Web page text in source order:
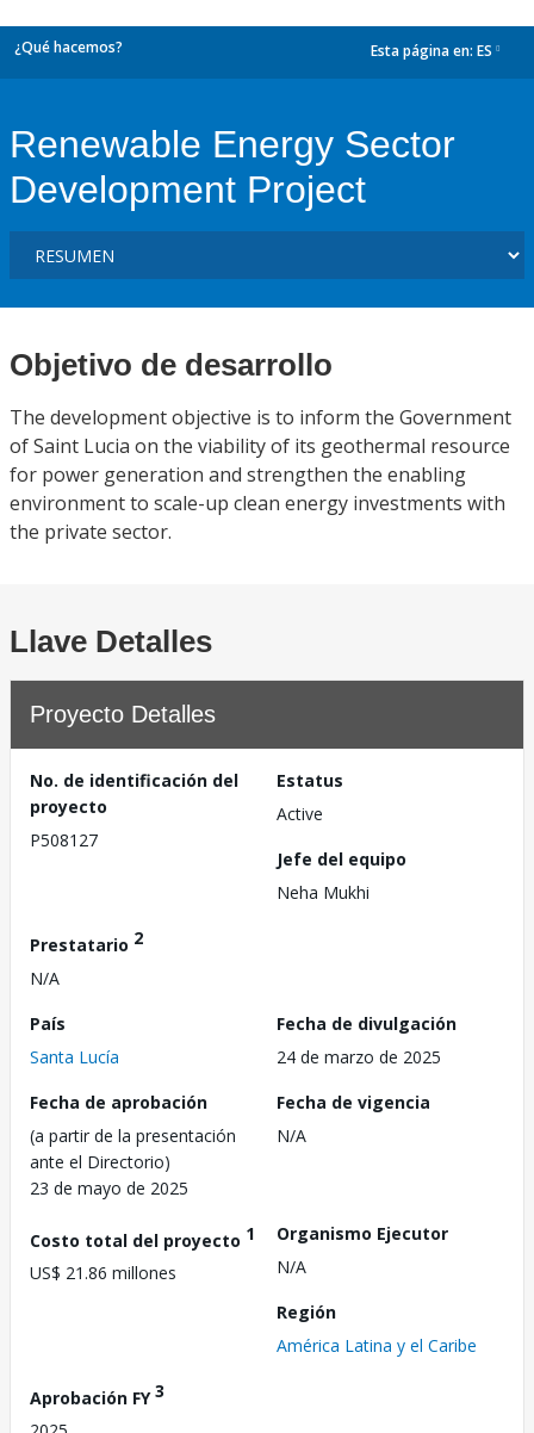
¿Qué hacemos? Esta página en: ES
Renewable Energy Sector
Development Project
Objetivo de desarrollo
The development objective is to inform the Government
of Saint Lucia on the viability of its geothermal resource
for power generation and strengthen the enabling
environment to scale-up clean energy investments with
the private sector.
Llave Detalles
Proyecto Detalles
No. de identificación del
proyecto
P508127
Estatus
Active
Jefe del equipo
Neha Mukhi
Prestatario 2
N/A
País
Santa Lucía
Fecha de divulgación
24 de marzo de 2025
Fecha de aprobación
(a partir de la presentación
ante el Directorio)
23 de mayo de 2025
Fecha de vigencia
N/A
Costo total del proyecto 1
US$ 21.86 millones
Organismo Ejecutor
N/A
Región
América Latina y el Caribe
Aprobación FY3